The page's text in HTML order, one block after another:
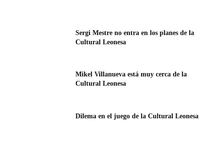
Sergi Mestre no entra en los planes de la
Cultural Leonesa
Mikel Villanueva está muy cerca de la
Cultural Leonesa
Dilema en el juego de la Cultural Leonesa